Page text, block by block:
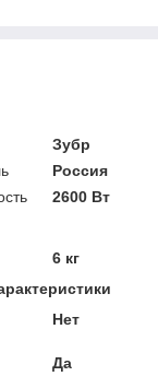
Зубр
Россия
2600 Вт
6 кг
Нет
Да